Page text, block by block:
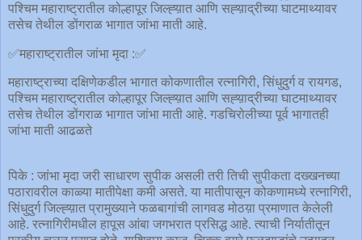
पश्चिम महाराष्ट्रातील कोल्हापूर जिल्ह्य़ात आणि सह्य़ाद्रीच्या घाटमाथ्यावर
तसेच तेथील डोंगराळ भागात जांभा माती आहे.
✅महाराष्ट्रातील जांभा मृदा :✅
महाराष्ट्राच्या दक्षिणेकडील भागात कोकणातील रत्नागिरी, सिंधुदुर्ग व रायगड,
पश्चिम महाराष्ट्रातील कोल्हापूर जिल्ह्य़ात आणि सह्य़ाद्रीच्या घाटमाथ्यावर
तसेच तेथील डोंगराळ भागात जांभा माती आहे. गडचिरोलीच्या पूर्व भागातही
जांभा माती आढळते
पिके : जांभा मृदा जरी साधारण सुपीक असली तरी तिची सुपीकता दख्खनच्या
पठारावरील काळ्या मातीपेक्षा कमी असते. या मातीपासून कोकणामध्ये रत्नागिरी,
सिंधुदुर्ग जिल्ह्य़ात प्रामुख्याने फळबागांची लागवड मोठय़ा प्रमाणात केलेली
आहे. रत्नागिरीमधील हापूस आंबा जगभरात प्रसिद्ध आहे. त्याची निर्यातीतून